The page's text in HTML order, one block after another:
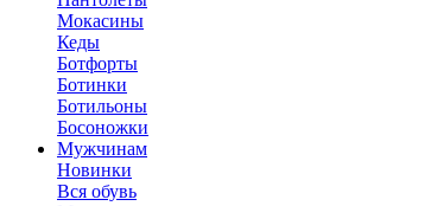
Мокасины
Кеды
Ботфорты
Ботинки
Ботильоны
Босоножки
Мужчинам
Новинки
Вся обувь